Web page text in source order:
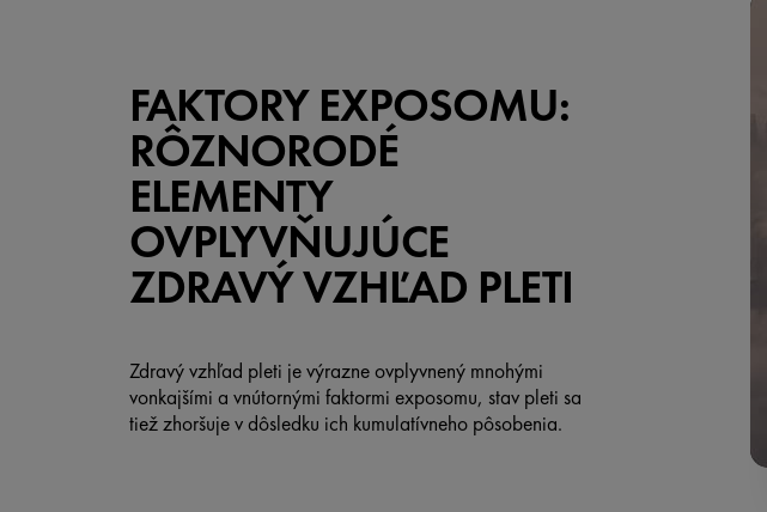
FAKTORY EXPOSOMU:
RÔZNORODÉ
ELEMENTY
OVPLYVŇUJÚCE
ZDRAVÝ VZHĽAD PLETI
Zdravý vzhľad pleti je výrazne ovplyvnený mnohými
vonkajšími a vnútornými faktormi exposomu, stav pleti sa
tiež zhoršuje v dôsledku ich kumulatívneho pôsobenia.